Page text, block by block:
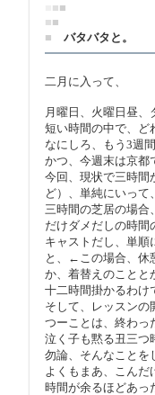
■■
■■
■
バタバタと。
二月に入って、
月曜日、火曜日昼、
短い時間の中で、ど
なにしろ、もう3週
かつ、今週末は京都
今回、現状で三時間
ど）、単純にいって
三時間の芝居の場合
だけダメだしの時間
キャストだし、単順
と、←この場合、休
か、着替えのことと
十二時間掛かるわけ
そして、レッスンの
つーことは、終わっ
泣く子も黙る丑三つ
勿論、そんなことを
よくもまあ、こんだ
時間が余るほどあっ